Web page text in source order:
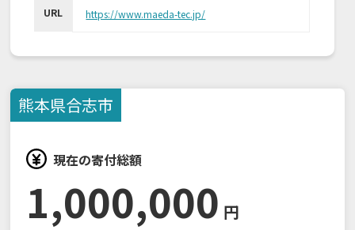
URL https://www.maeda-tec.jp/
熊本県合志市
現在の寄付総額
1,000,000 円